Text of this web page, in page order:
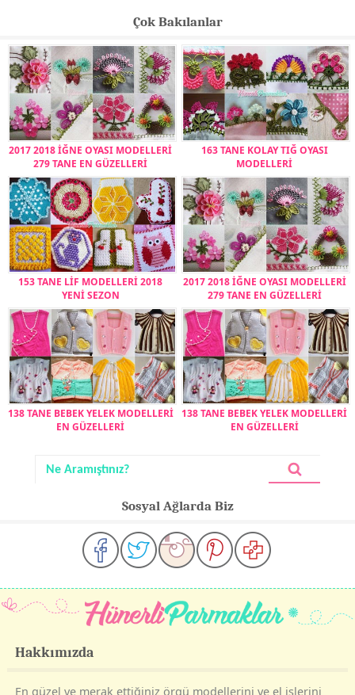
Çok Bakılanlar
2017 2018 İĞNE OYASI MODELLERİ
279 TANE EN GÜZELLERİ
163 TANE KOLAY TIĞ OYASI
MODELLERİ
153 TANE LİF MODELLERİ 2018
YENİ SEZON
2017 2018 İĞNE OYASI MODELLERİ
279 TANE EN GÜZELLERİ
138 TANE BEBEK YELEK MODELLERİ
EN GÜZELLERİ
138 TANE BEBEK YELEK MODELLERİ
EN GÜZELLERİ
Sosyal Ağlarda Biz
Hakkımızda
En güzel ve merak ettiğiniz örgü modellerini ve el işlerini